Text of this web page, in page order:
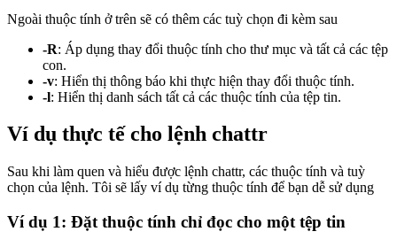
Ngoài thuộc tính ở trên sẽ có thêm các tuỳ chọn đi kèm sau
-R: Áp dụng thay đổi thuộc tính cho thư mục và tất cả các tệp
con.
-v: Hiển thị thông báo khi thực hiện thay đổi thuộc tính.
-l: Hiển thị danh sách tất cả các thuộc tính của tệp tin.
Ví dụ thực tế cho lệnh chattr
Sau khi làm quen và hiểu được lệnh chattr, các thuộc tính và tuỳ
chọn của lệnh. Tôi sẽ lấy ví dụ từng thuộc tính để bạn dễ sử dụng
Ví dụ 1: Đặt thuộc tính chỉ đọc cho một tệp tin